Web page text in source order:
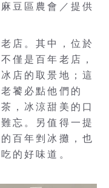
豆區農會／提供
店。其中，位於
僅是百年老店，
店的取景地；這
饕必點他們的
，冰涼甜美的口
忘。另值得一提
百年剉冰攤，也
的好味道。